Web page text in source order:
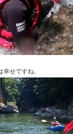
せですね。